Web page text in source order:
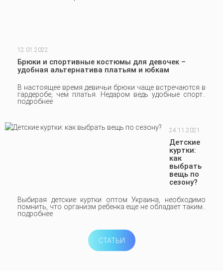
12.01.2022
Брюки и спортивные костюмы для девочек –
удобная альтернатива платьям и юбкам
В настоящее время девичьи брюки чаще встречаются в
гардеробе, чем платья. Недаром ведь удобные спорт..
подробнее
24.11.2021
Детские
куртки:
как
выбрать
вещь по
сезону?
Выбирая детские куртки оптом Украина, необходимо
помнить, что организм ребенка еще не обладает таким..
подробнее
СТАТЬИ